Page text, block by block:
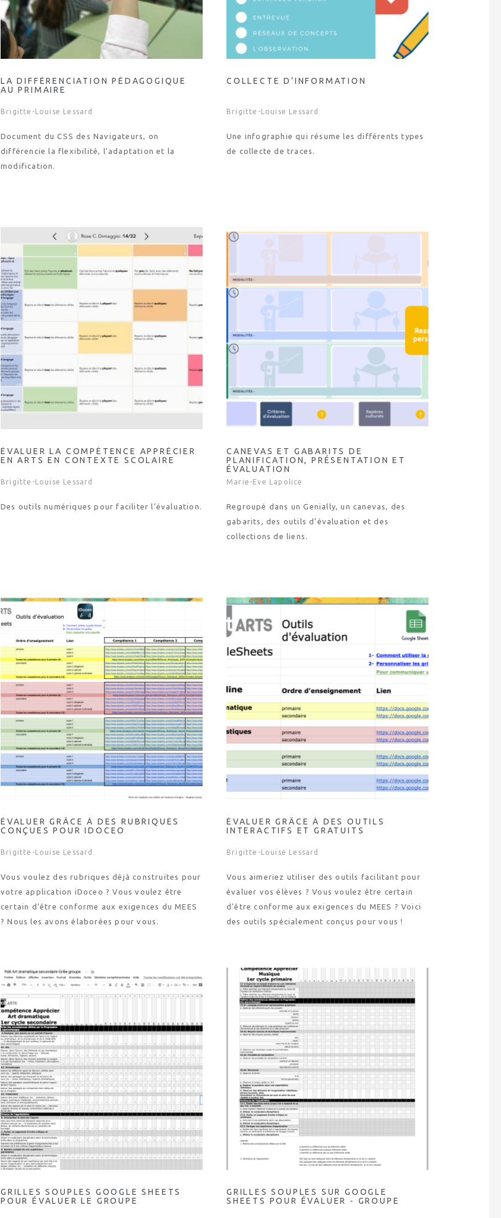
LA DIFFÉRENCIATION PÉDAGOGIQUE
AU PRIMAIRE
Brigitte-Louise Lessard
Document du CSS des Navigateurs, on
différencie la flexibilité, l’adaptation et la
modification.
COLLECTE D’INFORMATION
Brigitte-Louise Lessard
Une infographie qui résume les différents types
de collecte de traces.
ÉVALUER LA COMPÉTENCE APPRÉCIER
EN ARTS EN CONTEXTE SCOLAIRE
Brigitte-Louise Lessard
Des outils numériques pour faciliter l’évaluation.
CANEVAS ET GABARITS DE
PLANIFICATION, PRÉSENTATION ET
ÉVALUATION
Marie-Eve Lapolice
Regroupé dans un Genially, un canevas, des
gabarits, des outils d’évaluation et des
collections de liens.
ÉVALUER GRÂCE À DES RUBRIQUES
CONÇUES POUR IDOCEO
Brigitte-Louise Lessard
Vous voulez des rubriques déjà construites pour
votre application iDoceo ? Vous voulez être
certain d’être conforme aux exigences du MEES
? Nous les avons élaborées pour vous.
ÉVALUER GRÂCE À DES OUTILS
INTERACTIFS ET GRATUITS
Brigitte-Louise Lessard
Vous aimeriez utiliser des outils facilitant pour
évaluer vos élèves ? Vous voulez être certain
d’être conforme aux exigences du MEES ? Voici
des outils spécialement conçus pour vous !
GRILLES SOUPLES GOOGLE SHEETS
POUR ÉVALUER LE GROUPE
GRILLES SOUPLES SUR GOOGLE
SHEETS POUR ÉVALUER - GROUPE